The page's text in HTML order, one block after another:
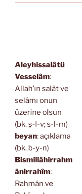
Aleyhissalâtü
Vesselâm:
Allah’ın salât ve
selâmı onun
üzerine olsun
(bk. ṣ-l-v; s-l-m)
beyan: açıklama
(bk. b-y-n)
Bismillâhirrahm
ânirrahîm:
Rahmân ve